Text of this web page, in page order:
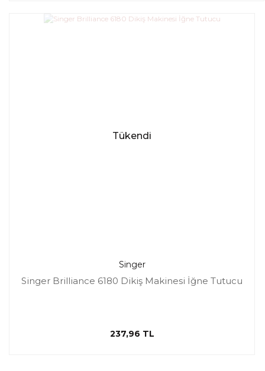
Tükendi
Singer
Singer Brilliance 6180 Dikiş Makinesi İğne Tutucu
237,96 TL